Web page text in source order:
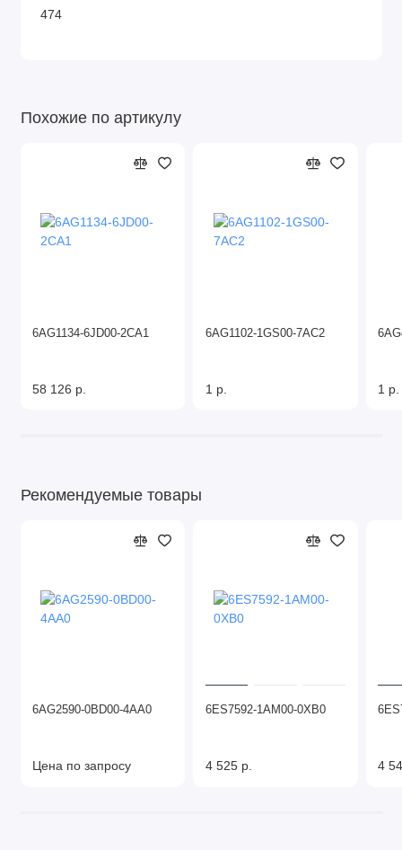
474
Похожие по артикулу
6AG1134-6JD00-2CA1
58 126 р.
6AG1102-1GS00-7AC2
1 р. 1 р.
Рекомендуемые товары
6AG2590-0BD00-4AA0
Цена по запросу
6ES7592-1AM00-0XB0
4 525 р. 4